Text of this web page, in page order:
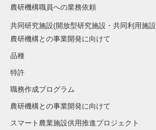
農研機構職員への業務依頼
共同研究施設(開放型研究施設・共同利用施
農研機構との事業開発に向けて
品種
特許
職務作成プログラム
農研機構との事業開発に向けて
スマート農業施設供用推進プロジェクト